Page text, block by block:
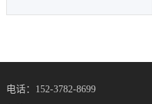
电话：152-3782-8699